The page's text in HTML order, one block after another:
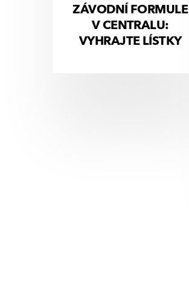
ZÁVODNÍ FORMULE
V CENTRALU:
VYHRAJTE LÍSTKY